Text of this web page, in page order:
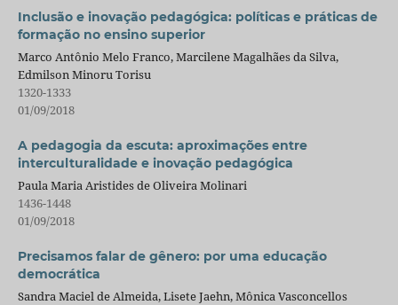
Inclusão e inovação pedagógica: políticas e práticas de
formação no ensino superior
Marco Antônio Melo Franco, Marcilene Magalhães da Silva,
Edmilson Minoru Torisu
1320-1333
01/09/2018
A pedagogia da escuta: aproximações entre
interculturalidade e inovação pedagógica
Paula Maria Aristides de Oliveira Molinari
1436-1448
01/09/2018
Precisamos falar de gênero: por uma educação
democrática
Sandra Maciel de Almeida, Lisete Jaehn, Mônica Vasconcellos